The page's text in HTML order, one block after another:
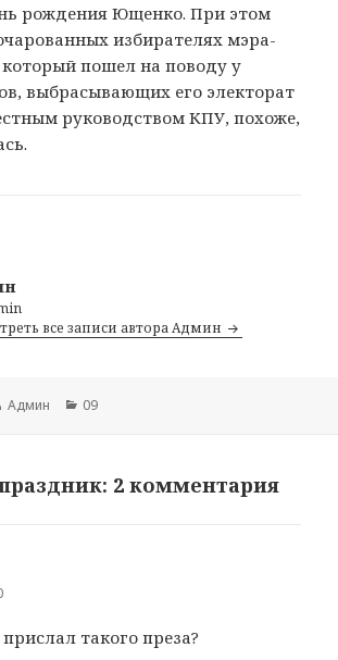
рождения Ющенко. При этом
избирателях мэра-
пошел на поводу у
выбрасывающих его электорат
руководством КПУ, похоже,
все записи автора Админ
Автор
Админ Рубрики
09
2 комментария
такого преза?